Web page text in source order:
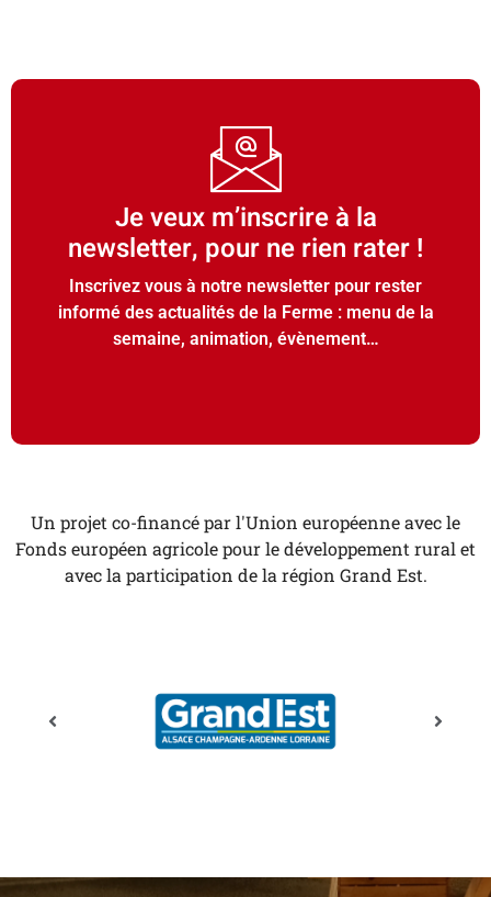
Je veux m’inscrire à la
newsletter, pour ne rien rater !
Inscrivez vous à notre newsletter pour rester
informé des actualités de la Ferme : menu de la
semaine, animation, évènement…
Un projet co-financé par l'Union européenne avec le
Fonds européen agricole pour le développement rural et
avec la participation de la région Grand Est.